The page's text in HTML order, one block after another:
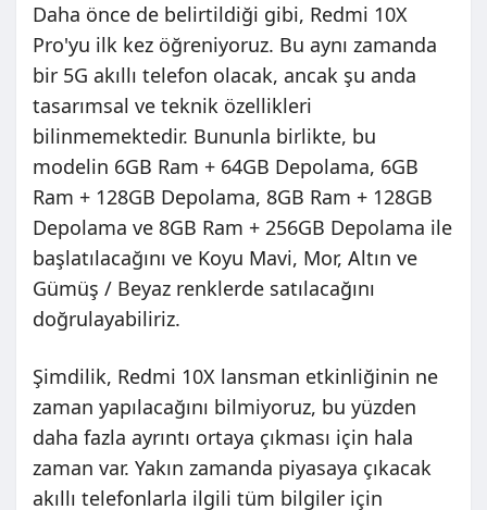
Daha önce de belirtildiği gibi, Redmi 10X
Pro'yu ilk kez öğreniyoruz. Bu aynı zamanda
bir 5G akıllı telefon olacak, ancak şu anda
tasarımsal ve teknik özellikleri
bilinmemektedir. Bununla birlikte, bu
modelin 6GB Ram + 64GB Depolama, 6GB
Ram + 128GB Depolama, 8GB Ram + 128GB
Depolama ve 8GB Ram + 256GB Depolama ile
başlatılacağını ve Koyu Mavi, Mor, Altın ve
Gümüş / Beyaz renklerde satılacağını
doğrulayabiliriz.
Şimdilik, Redmi 10X lansman etkinliğinin ne
zaman yapılacağını bilmiyoruz, bu yüzden
daha fazla ayrıntı ortaya çıkması için hala
zaman var. Yakın zamanda piyasaya çıkacak
akıllı telefonlarla ilgili tüm bilgiler için